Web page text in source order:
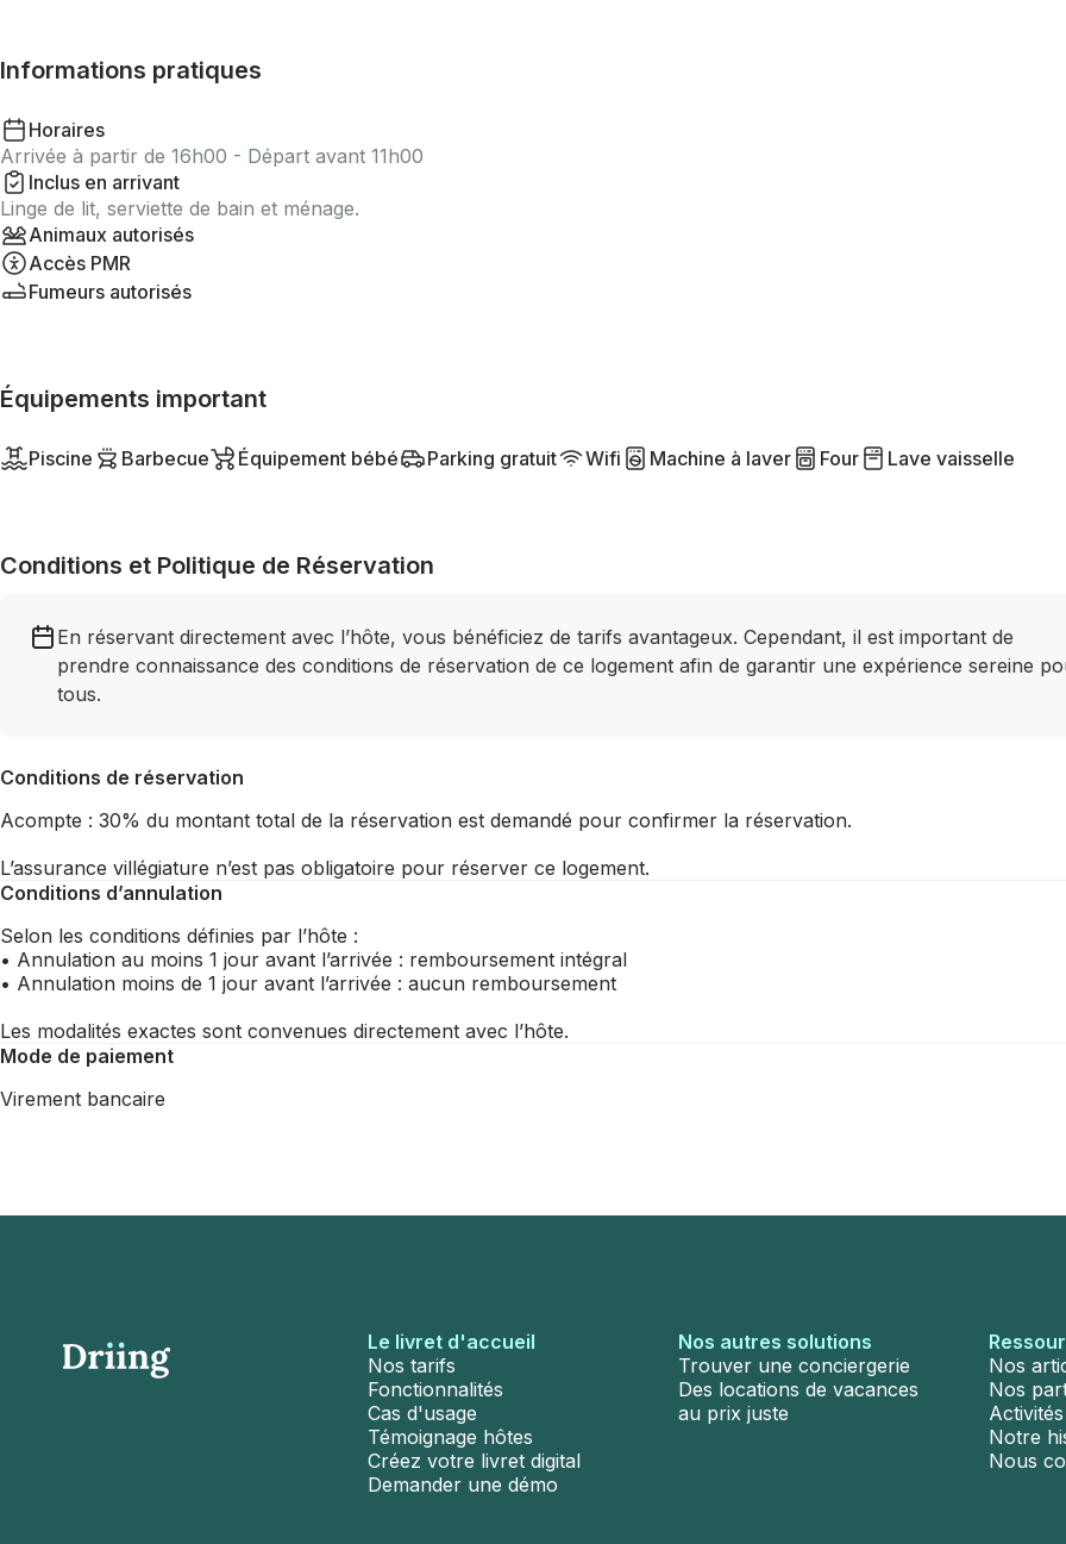
Informations pratiques
Horaires
Arrivée à partir de 16h00 - Départ avant 11h00
Inclus en arrivant
Linge de lit, serviette de bain et ménage.
Animaux autorisés
Accès PMR
Fumeurs autorisés
Équipements important
Piscine Barbecue Équipement bébé Parking gratuit Wifi Machine à laver Four Lave vaisselle
Conditions et Politique de Réservation
En réservant directement avec l’hôte, vous bénéficiez de tarifs avantageux. Cependant, il est important de
prendre connaissance des conditions de réservation de ce logement afin de garantir une expérience sereine
tous.
Conditions de réservation
Acompte : 30% du montant total de la réservation est demandé pour confirmer la réservation.
L’assurance villégiature n’est pas obligatoire pour réserver ce logement.
Conditions d’annulation
Selon les conditions définies par l’hôte :
• Annulation au moins 1 jour avant l’arrivée : remboursement intégral
• Annulation moins de 1 jour avant l’arrivée : aucun remboursement
Les modalités exactes sont convenues directement avec l’hôte.
Mode de paiement
Virement bancaire
Le livret d'accueil
Nos tarifs
Fonctionnalités
Cas d'usage
Témoignage hôtes
Créez votre livret digital
Demander une démo
Nos autres solutions
Trouver une conciergerie
Des locations de vacances
au prix juste
Nos
Nos
Notre
Nous